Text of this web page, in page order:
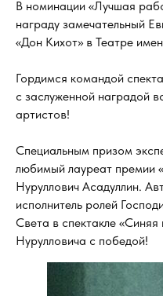
В номинации «Лучшая
награду замечательный
«Дон Кихот» в Театре
Гордимся командой
с заслуженной наградой
артистов!
Специальным призом
любимый лауреат премии
Нуруллович Асадуллин.
исполнитель ролей
Света в спектакле
Нурулловича с победой!